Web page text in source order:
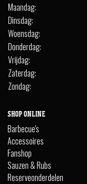
Maandag:
Dinsdag:
Woensdag:
Donderdag:
Vrijdag:
Zaterdag:
Zondag:
SHOP ONLINE
Barbecue's
Accessoires
Fanshop
Sauzen & Rubs
Reserveonderdelen